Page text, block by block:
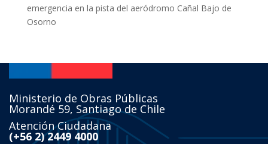
emergencia en la pista del aeródromo Cañal Bajo de
Osorno
Ministerio de Obras Públicas
Morandé 59, Santiago de Chile
Atención Ciudadana
(+56 2) 2449 4000